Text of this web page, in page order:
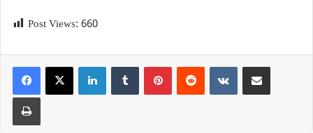
Post Views: 660